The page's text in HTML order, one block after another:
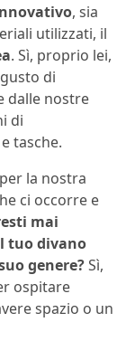
, sia
utilizzati, il
. Sì, proprio lei,
di
dalle nostre
di
tasche.
la nostra
ci occorre e
mai
tuo divano
genere?Sì,
ospitare
spazio o un